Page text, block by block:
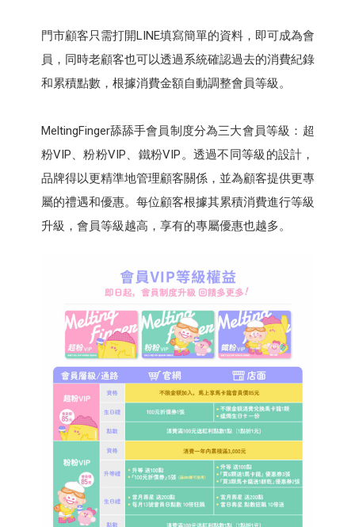
門市顧客只需打開LINE填寫簡單的資料，即可成為會
員，同時老顧客也可以透過系統確認過去的消費紀錄
和累積點數，根據消費金額自動調整會員等級。
MeltingFinger舔舔手會員制度分為三大會員等級：超
粉VIP、粉粉VIP、鐵粉VIP。透過不同等級的設計，
品牌得以更精準地管理顧客關係，並為顧客提供更專
屬的禮遇和優惠。每位顧客根據其累積消費進行等級
升級，會員等級越高，享有的專屬優惠也越多。